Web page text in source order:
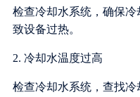
检查冷却水系统，确保
致设备过热。
2. 冷却水温度过高
检查冷却水系统，查找